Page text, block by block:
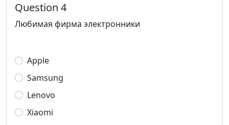
Question 4
Любимая фирма электронники
Apple
Samsung
Lenovo
Xiaomi